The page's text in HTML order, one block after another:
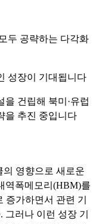
두 공략하는 다각화
성장이 기대됩니다
건립해 북미·유럽
을 추진 중입니다
영향으로 새로운
역폭메모리(HBM)를
가하면서 관련 기
러나 이런 성장 기